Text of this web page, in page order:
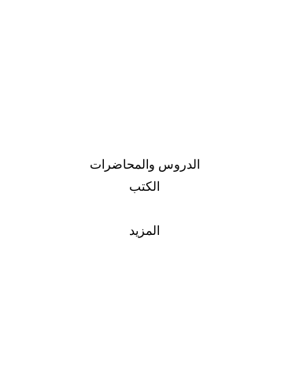
الدروس والمحاضرات
الكتب
المزيد